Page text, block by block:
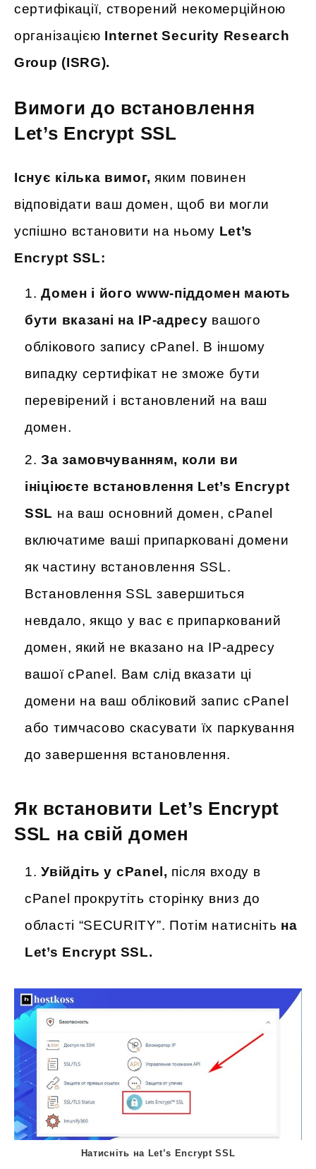
сертифікації, створений некомерційною
організацією Internet Security Research
Group (ISRG).
Вимоги до встановлення
Let’s Encrypt SSL
Існує кілька вимог, яким повинен
відповідати ваш домен, щоб ви могли
успішно встановити на ньому Let’s
Encrypt SSL:
Домен і його www-піддомен мають
бути вказані на IP-адресу вашого
облікового запису cPanel. В іншому
випадку сертифікат не зможе бути
перевірений і встановлений на ваш
домен.
За замовчуванням, коли ви
ініціюєте встановлення Let’s Encrypt
SSL на ваш основний домен, cPanel
включатиме ваші припарковані домени
як частину встановлення SSL.
Встановлення SSL завершиться
невдало, якщо у вас є припаркований
домен, який не вказано на IP-адресу
вашої cPanel. Вам слід вказати ці
домени на ваш обліковий запис cPanel
або тимчасово скасувати їх паркування
до завершення встановлення.
Як встановити Let’s Encrypt
SSL на свій домен
Увійдіть у cPanel, після входу в
cPanel прокрутіть сторінку вниз до
області “SECURITY”. Потім натисніть на
Let’s Encrypt SSL.
Натисніть на Let’s Encrypt SSL